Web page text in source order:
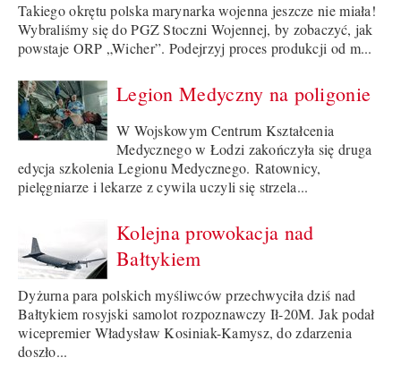
Takiego okrętu polska marynarka wojenna jeszcze nie miała!
Wybraliśmy się do PGZ Stoczni Wojennej, by zobaczyć, jak
powstaje ORP „Wicher”. Podejrzyj proces produkcji od m...
Legion Medyczny na poligonie
W Wojskowym Centrum Kształcenia
Medycznego w Łodzi zakończyła się druga
edycja szkolenia Legionu Medycznego. Ratownicy,
pielęgniarze i lekarze z cywila uczyli się strzela...
Kolejna prowokacja nad
Bałtykiem
Dyżurna para polskich myśliwców przechwyciła dziś nad
Bałtykiem rosyjski samolot rozpoznawczy Ił-20M. Jak podał
wicepremier Władysław Kosiniak-Kamysz, do zdarzenia
doszło...